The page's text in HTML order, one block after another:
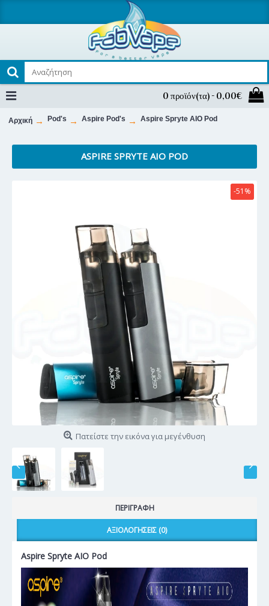
0 προϊόν(τα) - 0,00€
Αρχική Pod's Aspire Pod's Aspire Spryte AIO Pod
ASPIRE SPRYTE AIO POD
-51%
Πατείστε την εικόνα για μεγένθυση
ΠΕΡΙΓΡΑΦΉ
ΑΞΙΟΛΟΓΉΣΕΙΣ (0)
Aspire Spryte AIO Pod